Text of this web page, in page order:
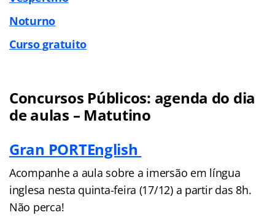
Noturno
Curso gratuito
Concursos Públicos: agenda do dia
de aulas – Matutino
Gran PORTEnglish
Acompanhe a aula sobre a imersão em língua
inglesa nesta quinta-feira (17/12) a partir das 8h.
Não perca!